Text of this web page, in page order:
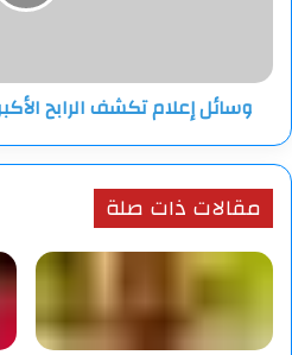
وماسك
وسائل إعلام تكشف الرابح
مقالات ذات صلة